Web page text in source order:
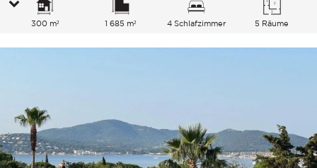
300 m² 1 685 m² 4 Schlafzimmer 5 Räume